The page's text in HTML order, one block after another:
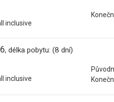
inclusive
, délka pobytu: (8 dní)
inclusive